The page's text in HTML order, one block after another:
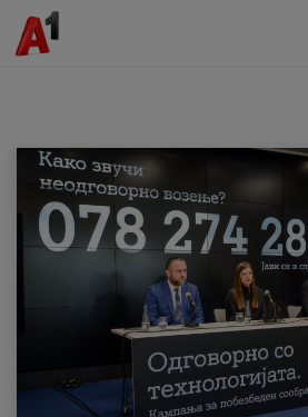
МК EN SQ
Деловни
Поддршка